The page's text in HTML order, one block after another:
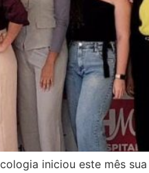
iniciou este mês